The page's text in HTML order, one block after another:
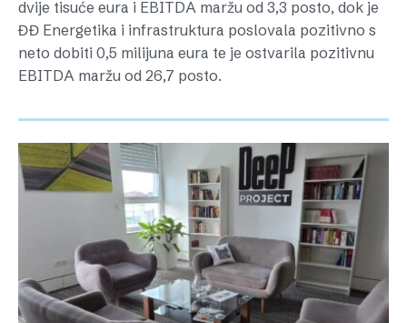
dvije tisuće eura i EBITDA maržu od 3,3 posto, dok je
ĐĐ Energetika i infrastruktura poslovala pozitivno s
neto dobiti 0,5 milijuna eura te je ostvarila pozitivnu
EBITDA maržu od 26,7 posto.